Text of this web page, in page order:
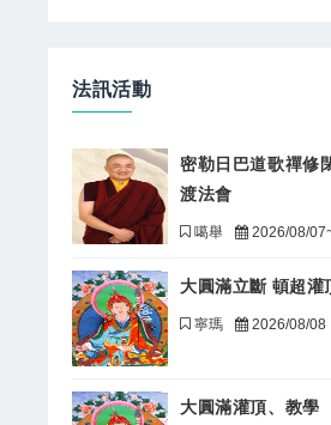
法訊活動
密勒日巴道歌禪修
渡法會
噶舉 2026/08/
大圓滿立斷 頓超灌
寧瑪 2026/08/08
大圓滿灌頂、教學